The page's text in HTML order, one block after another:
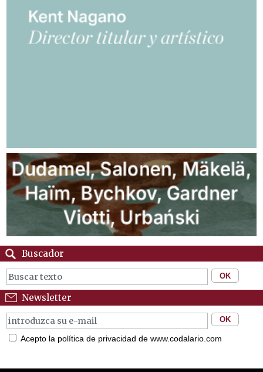
Buscador
Newsletter
Acepto la política de privacidad de www.codalario.com